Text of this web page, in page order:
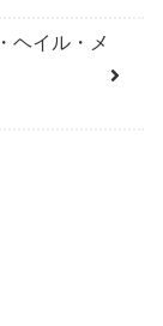
ヘイル・メ